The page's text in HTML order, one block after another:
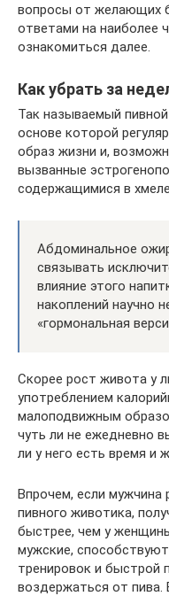
вопросы от желающих
ответами на наиболее
ознакомиться далее.
Как убрать за
Так называемый
основе которой
образ жизни и,
вызванные
содержащимися в хмеле.
Абдоминальное
связывать
влияние этого
накоплений научно
«гормональная
Скорее рост живота у
употреблением
малоподвижным
чуть ли не ежедневно
ли у него есть время и
Впрочем, если
пивного животика,
быстрее, чем у
мужские,
тренировок и быстрой
воздержаться от